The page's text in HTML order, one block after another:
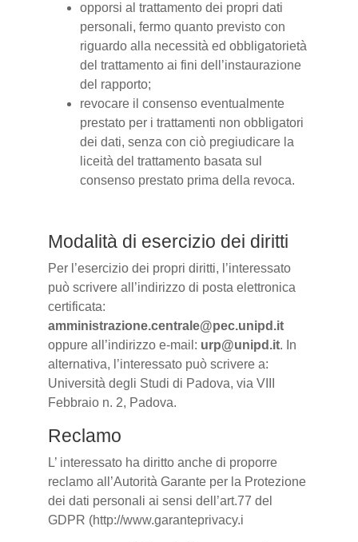
opporsi al trattamento dei propri dati
personali, fermo quanto previsto con
riguardo alla necessità ed obbligatorietà
del trattamento ai fini dell’instaurazione
del rapporto;
revocare il consenso eventualmente
prestato per i trattamenti non obbligatori
dei dati, senza con ciò pregiudicare la
liceità del trattamento basata sul
consenso prestato prima della revoca.
Modalità di esercizio dei diritti
Per l’esercizio dei propri diritti, l’interessato
può scrivere all’indirizzo di posta elettronica
certificata:
amministrazione.centrale@pec.unipd.it
oppure all’indirizzo e-mail: urp@unipd.it. In
alternativa, l’interessato può scrivere a:
Università degli Studi di Padova, via VIII
Febbraio n. 2, Padova.
Reclamo
L’ interessato ha diritto anche di proporre
reclamo all’Autorità Garante per la Protezione
dei dati personali ai sensi dell’art.77 del
GDPR (http://www.garanteprivacy.i